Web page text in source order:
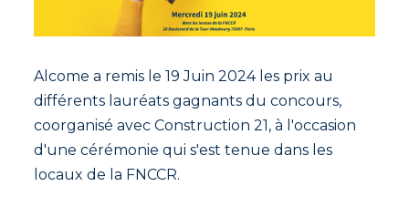
Alcome a remis le 19 Juin 2024 les prix au
différents lauréats gagnants du concours,
coorganisé avec Construction 21, à l'occasion
d'une cérémonie qui s'est tenue dans les
locaux de la FNCCR.